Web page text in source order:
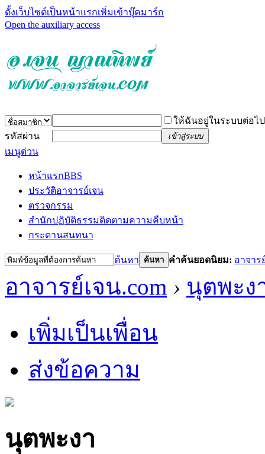
ตั้งเว็บไซต์เป็นหน้าแรกเพิ่มเข้าบุ๊คมาร์ก
Open the auxiliary access
ให้ฉันอยู่ในระบบต่อไป
รหัสผ่าน
เข้าสู่ระบบ
เมนูด่วน
หน้าแรกBBS
ประวัติอาจารย์เจน
ตรวจกรรม
สำนักปฏิบัติธรรมติดตามความคืบหน้า
กระดานสนทนา
ค้นหา ค้นหา คำค้นยอดนิยม: อาจาร
อาจารย์เจน.com › นุตพะง
เพิ่มเป็นเพื่อน
ส่งข้อความ
นุตพะงา